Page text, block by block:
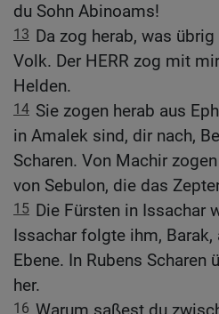
du Sohn Abinoams!
13 Da zog herab, was
Volk. Der HERR zog mit
Helden.
14 Sie zogen herab aus
in Amalek sind, dir nach,
Scharen. Von Machir
von Sebulon, die das
15 Die Fürsten in Issachar
Issachar folgte ihm,
Ebene. In Rubens Scharen
her.
16